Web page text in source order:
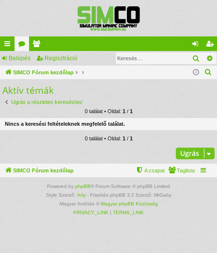
yo
rs
lin
ke
k
ór
u
m
ok
ag
lis
ta
el
ép
eg
is
ió
Belépés Regisztráció
SIMCO Fórum kezdőlap
Aktív témák
Ugrás a részletes kereséshez
0 találat • Oldal: 1 / 1
Nincs a keresési feltételeknek megfelelő találat.
0 találat • Oldal: 1 / 1
Ugrás
SIMCO Fórum kezdőlap Taglista
A csapat
Powered by phpBB® Forum Software © phpBB Limited
Style Szerző: Arty- Frissítés phpBB 3.2 Szerző: MrGaby
Magyar fordítás © Magyar phpBB Közösség
PRIVACY_LINK | TERMS_LINK